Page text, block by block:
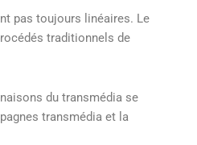
pas toujours linéaires. Le
traditionnels de
du transmédia se
transmédia et la